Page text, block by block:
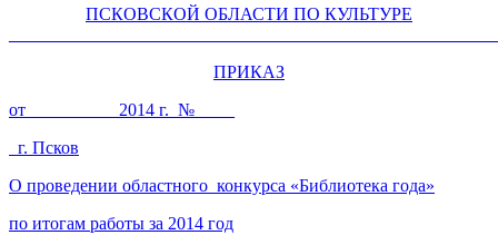
ПСКОВСКОЙ ОБЛАСТИ ПО КУЛЬТУРЕ
ПРИКАЗ
от __________2014 г. № ____
г. Псков
О проведении областного конкурса «Библиотека года»
по итогам работы за 2014 год